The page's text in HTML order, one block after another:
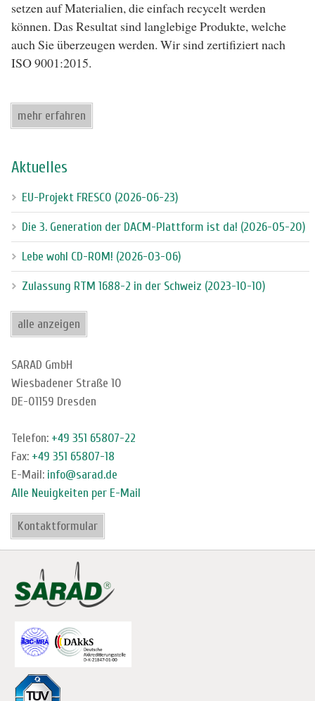
setzen auf Materialien, die einfach recycelt werden
können. Das Resultat sind langlebige Produkte, welche
auch Sie überzeugen werden. Wir sind zertifiziert nach
ISO 9001:2015.
mehr erfahren
Aktuelles
EU-Projekt FRESCO (2026-06-23)
Die 3. Generation der DACM-Plattform ist da! (2026-05-20)
Lebe wohl CD-ROM! (2026-03-06)
Zulassung RTM 1688-2 in der Schweiz (2023-10-10)
alle anzeigen
SARAD GmbH
Wiesbadener Straße 10
DE-01159 Dresden
Telefon: +49 351 65807-22
Fax: +49 351 65807-18
E-Mail: info@sarad.de
Alle Neuigkeiten per E-Mail
Kontaktformular